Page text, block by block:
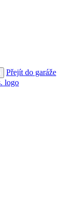
Přejít do garáže